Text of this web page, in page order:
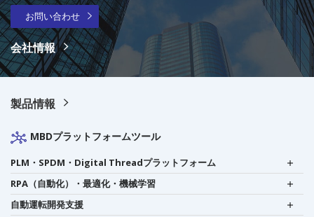
お問い合わせ
会社情報
製品情報
MBDプラットフォームツール
PLM・SPDM・Digital Threadプラットフォーム
RPA（自動化）・最適化・機械学習
自動運転開発支援